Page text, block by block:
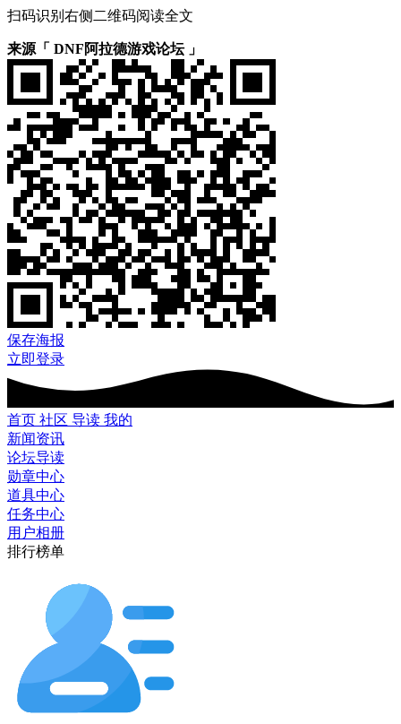
扫码识别右侧二维码阅读全文
来源「 DNF阿拉德游戏论坛 」
保存海报
立即登录
首页 社区 导读 我的
新闻资讯
论坛导读
勋章中心
道具中心
任务中心
用户相册
排行榜单